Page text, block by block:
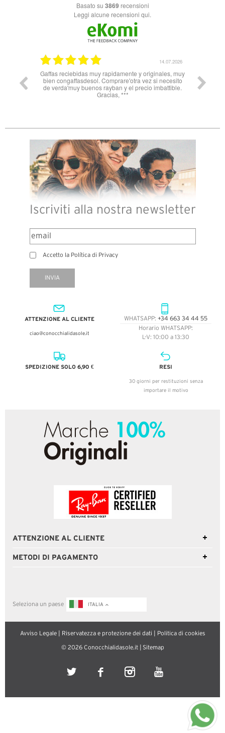
basato su 3869 recensioni
Leggi alcune recensioni qui.
14.07.2026
y originales, muy
vez si necesito
y el precio imbattible.
Nn solo super celeri nelle informazioni ma
soprattutto servizio e spedizione impeccabili! Dalla
Spagna all’Italia in 3 gg lavorativi! Bravi e grazie
Iscriviti alla nostra newsletter
Accetto la Política di Privacy
INVIA
ATTENZIONE AL CLIENTE
ciao@conocchialidasole.it
WHATSAPP: +34 663 34 44 55
Horario WHATSAPP:
L-V: 10:00 a 13:30
SPEDIZIONE SOLO 6,90 € RESI
30 giorni per restituzioni senza
importare il motivo
ATTENZIONE AL CLIENTE
METODI DI PAGAMENTO
Seleziona un paese ITALIA
Avviso Legale| Riservatezza e protezione dei dati Politica di cookies
© 2026 Conocchialidasole.it | Sitemap